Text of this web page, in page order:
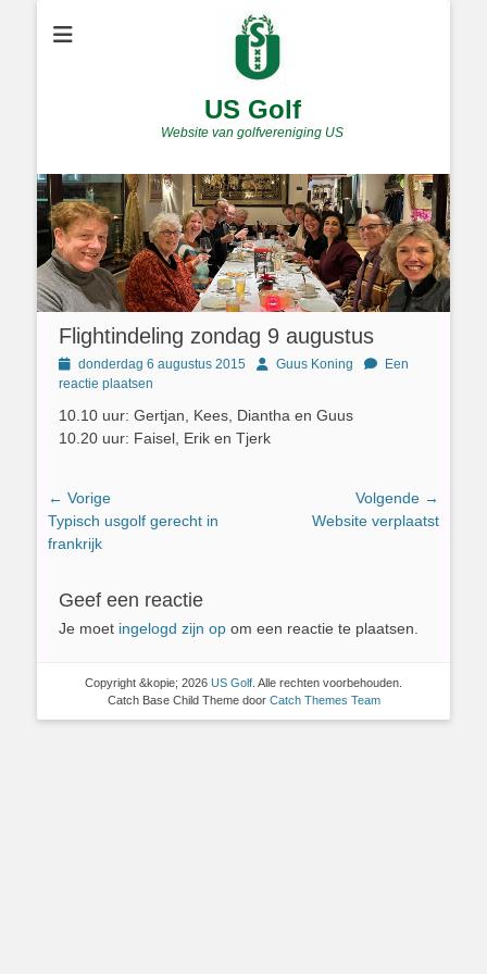
US Golf
Website van golfvereniging US
Flightindeling zondag 9 augustus
Geplaatst
op
donderdag 6 augustus 2015 AuthorGuus Koning
Een
reactie plaatsen
10.10 uur: Gertjan, Kees, Diantha en Guus
10.20 uur: Faisel, Erik en Tjerk
Bericht
navigatie
← Vorige
Vorig
bericht:
Typisch usgolf gerecht in
frankrijk
Volgende →
Website verplaatst
Geef een reactie
Je moet ingelogd zijn op om een reactie te plaatsen.
Copyright &kopie; 2026 US Golf . Alle rechten voorbehouden.
Catch Base Child Theme door Catch Themes Team